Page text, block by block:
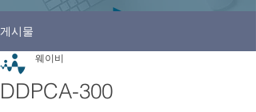
게시물
DDPCA-300
웨이비